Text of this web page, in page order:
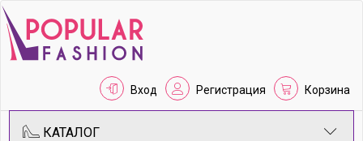
Вход Регистрация Корзина
КАТАЛОГ